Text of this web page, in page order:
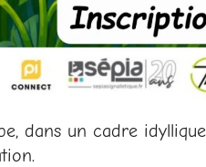
dans un cadre